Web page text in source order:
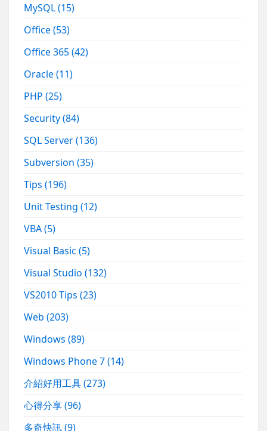
MySQL(15)
Office(53)
Office 365(42)
Oracle(11)
PHP(25)
Security(84)
SQL Server(136)
Subversion(35)
Tips(196)
Unit Testing(12)
VBA(5)
Visual Basic(5)
Visual Studio(132)
VS2010 Tips(23)
Web(203)
Windows(89)
Windows Phone 7(14)
介紹好用工具(273)
心得分享(96)
多奇快訊(9)